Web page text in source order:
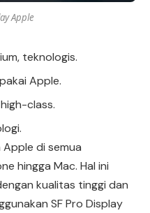
Apple
teknologis.
Apple.
class.
di semua
hingga Mac. Hal ini
kualitas tinggi dan
SF Pro Display